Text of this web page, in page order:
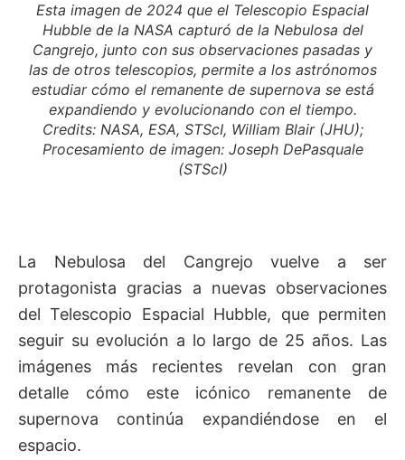
Esta imagen de 2024 que el Telescopio Espacial
Hubble de la NASA capturó de la Nebulosa del
Cangrejo, junto con sus observaciones pasadas y
las de otros telescopios, permite a los astrónomos
estudiar cómo el remanente de supernova se está
expandiendo y evolucionando con el tiempo.
Credits: NASA, ESA, STScI, William Blair (JHU);
Procesamiento de imagen: Joseph DePasquale
(STScI)
La Nebulosa del Cangrejo vuelve a ser
protagonista gracias a nuevas observaciones
del Telescopio Espacial Hubble, que permiten
seguir su evolución a lo largo de 25 años. Las
imágenes más recientes revelan con gran
detalle cómo este icónico remanente de
supernova continúa expandiéndose en el
espacio.